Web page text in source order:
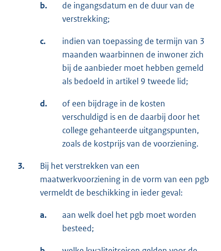
b.
de ingangsdatum en de duur van de
verstrekking;
c.
indien van toepassing de termijn van 3
maanden waarbinnen de inwoner zich
bij de aanbieder moet hebben gemeld
als bedoeld in artikel 9 tweede lid;
d.
of een bijdrage in de kosten
verschuldigd is en de daarbij door het
college gehanteerde uitgangspunten,
zoals de kostprijs van de voorziening.
3.
Bij het verstrekken van een
maatwerkvoorziening in de vorm van een pgb
vermeldt de beschikking in ieder geval:
a.
aan welk doel het pgb moet worden
besteed;